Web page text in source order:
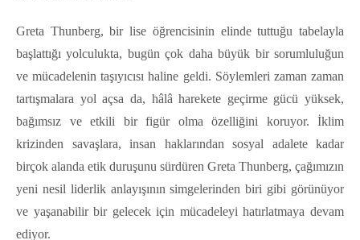
Greta Thunberg, bir lise öğrencisinin elinde tuttuğu tabelayla
başlattığı yolculukta, bugün çok daha büyük bir sorumluluğun
ve mücadelenin taşıyıcısı haline geldi. Söylemleri zaman zaman
tartışmalara yol açsa da, hâlâ harekete geçirme gücü yüksek,
bağımsız ve etkili bir figür olma özelliğini koruyor. İklim
krizinden savaşlara, insan haklarından sosyal adalete kadar
birçok alanda etik duruşunu sürdüren Greta Thunberg, çağımızın
yeni nesil liderlik anlayışının simgelerinden biri gibi görünüyor
ve yaşanabilir bir gelecek için mücadeleyi hatırlatmaya devam
ediyor.